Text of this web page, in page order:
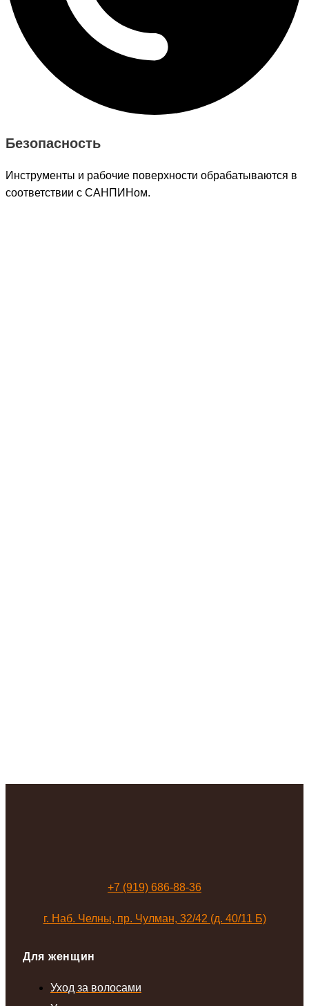
Безопасность
Инструменты и рабочие поверхности обрабатываются в
соответствии с САНПИНом.
+7 (919) 686-88-36
г. Наб. Челны, пр. Чулман, 32/42 (д. 40/11 Б)
Для женщин
Уход за волосами